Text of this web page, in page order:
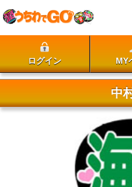
ログイン MY
中